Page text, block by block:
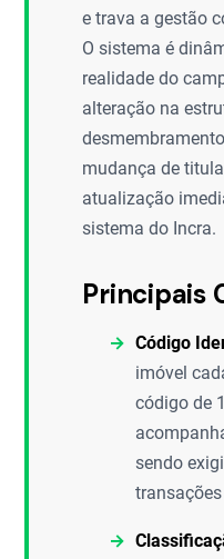
e trava a gestão
O sistema é
realidade do
alteração na
mudança de
atualização
sistema do Incra.
Principais
Código
imóvel
código de
sendo